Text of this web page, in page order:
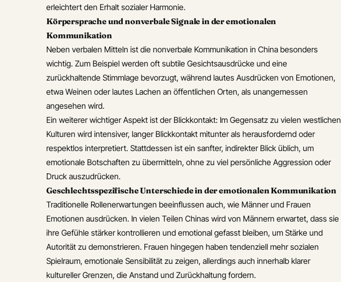
erleichtert den Erhalt sozialer Harmonie.
Körpersprache und nonverbale Signale in der emotionalen
Kommunikation
Neben verbalen Mitteln ist die nonverbale Kommunikation in China besonders
wichtig. Zum Beispiel werden oft subtile Gesichtsausdrücke und eine
zurückhaltende Stimmlage bevorzugt, während lautes Ausdrücken von Emotionen,
etwa Weinen oder lautes Lachen an öffentlichen Orten, als unangemessen
angesehen wird.
Ein weiterer wichtiger Aspekt ist der Blickkontakt: Im Gegensatz zu vielen westlichen
Kulturen wird intensiver, langer Blickkontakt mitunter als herausfordernd oder
respektlos interpretiert. Stattdessen ist ein sanfter, indirekter Blick üblich, um
emotionale Botschaften zu übermitteln, ohne zu viel persönliche Aggression oder
Druck auszudrücken.
Geschlechtsspezifische Unterschiede in der emotionalen Kommunikation
Traditionelle Rollenerwartungen beeinflussen auch, wie Männer und Frauen
Emotionen ausdrücken. In vielen Teilen Chinas wird von Männern erwartet, dass sie
ihre Gefühle stärker kontrollieren und emotional gefasst bleiben, um Stärke und
Autorität zu demonstrieren. Frauen hingegen haben tendenziell mehr sozialen
Spielraum, emotionale Sensibilität zu zeigen, allerdings auch innerhalb klarer
kultureller Grenzen, die Anstand und Zurückhaltung fordern.